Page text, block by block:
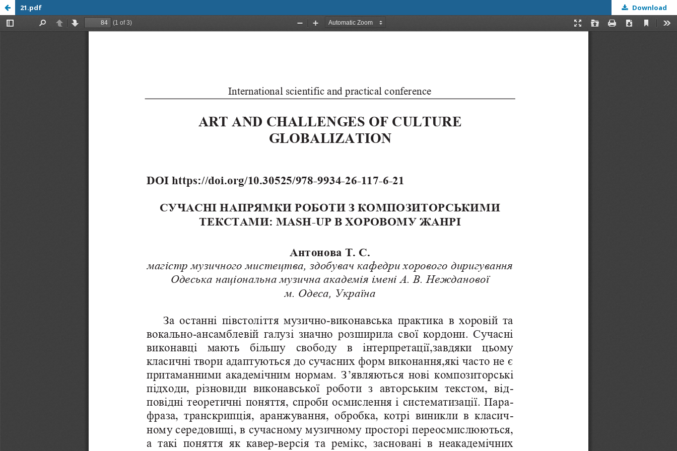
21.pdf Download